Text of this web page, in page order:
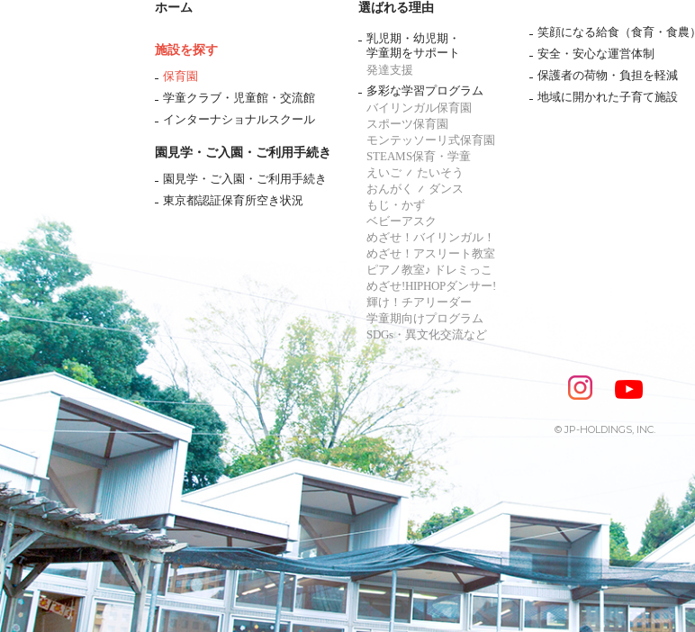
ホーム
施設を探す
保育園
学童クラブ・児童館・交流館
インターナショナルスクール
園見学・ご入園・ご利用手続き
園見学・ご入園・ご利用手続き
東京都認証保育所空き状況
選ばれる理由
乳児期・幼児期・
学童期をサポート
発達支援
多彩な学習プログラム
バイリンガル保育園
スポーツ保育園
モンテッソーリ式保育園
STEAMS保育・学童
えいご
たいそう
おんがく
ダンス
もじ・かず
ベビーアスク
めざせ！バイリンガル！
めざせ！アスリート教室
ピアノ教室♪ ドレミっこ
めざせ!HIPHOPダンサー!
輝け！チアリーダー
学童期向けプログラム
SDGs・異文化交流など
笑顔になる給食（食育・食農）
安全・安心な運営体制
保護者の荷物・負担を軽減
地域に開かれた子育て施設
© JP-HOLDINGS, INC.